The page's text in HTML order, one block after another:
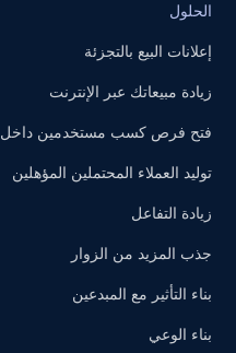
الحلول
إعلانات البيع بالتجزئة
زيادة مبيعاتك عبر الإنترنت
فتح فرص كسب مستخدمين داخل
توليد العملاء المحتملين المؤهلين
زيادة التفاعل
جذب المزيد من الزوار
بناء التأثير مع المبدعين
بناء الوعي